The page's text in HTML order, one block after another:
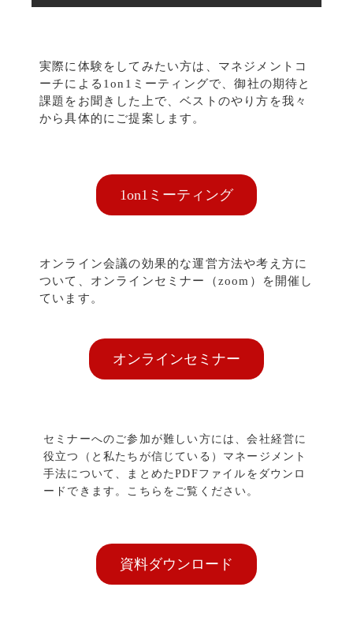
実際に体験をしてみたい方は、マネジメントコ
ーチによる1on1ミーティングで、御社の期待と
課題をお聞きした上で、ベストのやり方を我々
から具体的にご提案します。
1on1ミーティング
オンライン会議の効果的な運営方法や考え方に
ついて、オンラインセミナー（zoom）を開催し
ています。
オンラインセミナー
セミナーへのご参加が難しい方には、会社経営に
役立つ（と私たちが信じている）マネージメント
手法について、まとめたPDFファイルをダウンロ
ードできます。こちらをご覧ください。
資料ダウンロード